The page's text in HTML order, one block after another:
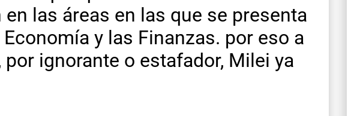
las áreas en las que se presenta
y las Finanzas. por eso a
ignorante o estafador, Milei ya